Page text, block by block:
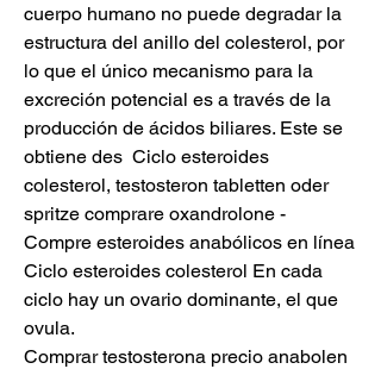
cuerpo humano no puede degradar la
estructura del anillo del colesterol, por
lo que el único mecanismo para la
excreción potencial es a través de la
producción de ácidos biliares. Este se
obtiene des  Ciclo esteroides
colesterol, testosteron tabletten oder
spritze comprare oxandrolone -
Compre esteroides anabólicos en línea
Ciclo esteroides colesterol En cada
ciclo hay un ovario dominante, el que
ovula.
Comprar testosterona precio anabolen